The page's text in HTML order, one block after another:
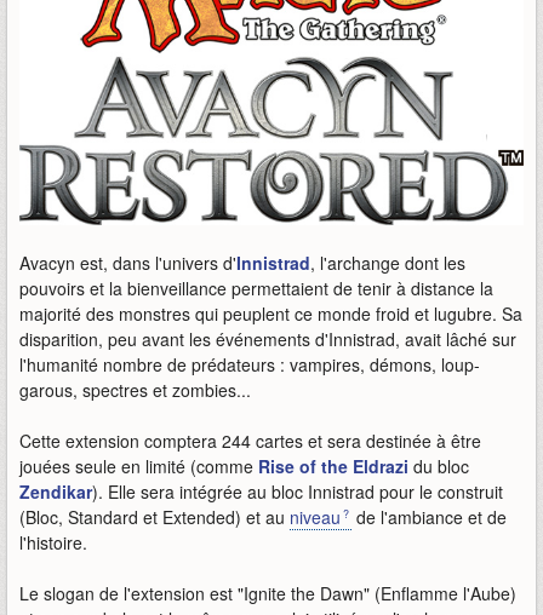
Avacyn est, dans l'univers d'Innistrad, l'archange dont les
pouvoirs et la bienveillance permettaient de tenir à distance la
majorité des monstres qui peuplent ce monde froid et lugubre. Sa
disparition, peu avant les événements d'Innistrad, avait lâché sur
l'humanité nombre de prédateurs : vampires, démons, loup-
garous, spectres et zombies...
Cette extension comptera 244 cartes et sera destinée à être
jouées seule en limité (comme Rise of the Eldrazi du bloc
Zendikar). Elle sera intégrée au bloc Innistrad pour le construit
(Bloc, Standard et Extended) et au niveau
de l'ambiance et de
l'histoire.
Le slogan de l'extension est "Ignite the Dawn" (Enflamme l'Aube)